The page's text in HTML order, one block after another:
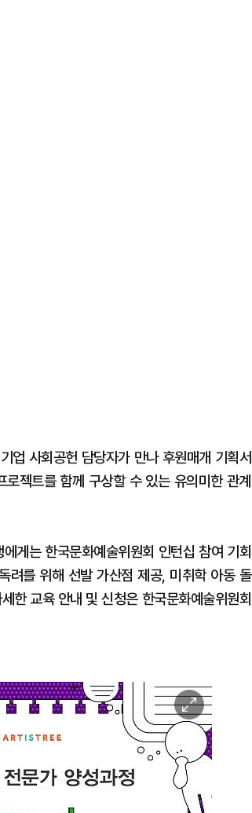
업 사회공헌 담당자가 만나 후원매개 기획서
젝트를 함께 구상할 수 있는 유의미한 관계
게는 한국문화예술위원회 인턴십 참여 기회
려를 위해 선발 가산점 제공, 미취학 아동 돌
한 교육 안내 및 신청은 한국문화예술위원회
이
미
지
확
대